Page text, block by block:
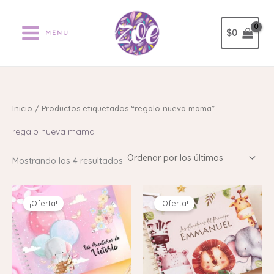
contenido
MENU $0
Inicio / Productos etiquetados “regalo nueva mama”
regalo nueva mama
Mostrando los 4 resultados
por
los
últimos
¡Oferta!
precio
original
era:
$116.000.
precio
actual
es:
$86.000.
¡Oferta!
El
precio
original
$116.000.
precio
actual
es:
$86.000.